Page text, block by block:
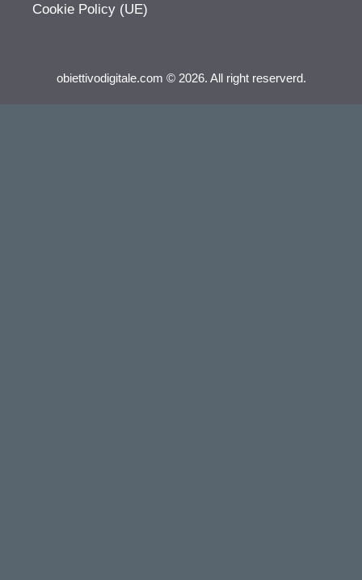
Cookie Policy (UE)
obiettivodigitale.com © 2026. All right reserverd.